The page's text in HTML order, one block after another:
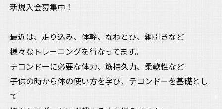
新規入会募集中！
最近は、走り込み、体幹、なわとび、綱引きなど
様々なトレーニングを行なってます。
テコンドーに必要な体力、筋持久力、柔軟性など
子供の時から体の使い方を学び、テコンドーを基礎とし
て